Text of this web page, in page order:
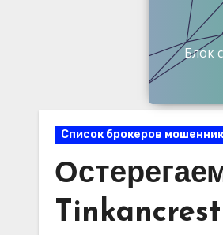
Блок
Список брокеров